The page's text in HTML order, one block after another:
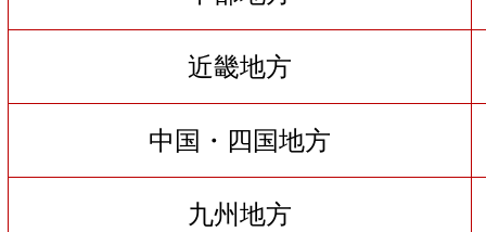
近畿地方
中国・四国地方
九州地方